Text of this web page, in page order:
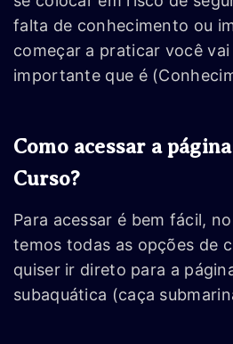
falta de conhecimento ou
começar a praticar você
importante que é
Como acessar a
Curso?
Para acessar é bem fácil,
temos todas as opções de
quiser ir direto para a
subaquática (caça